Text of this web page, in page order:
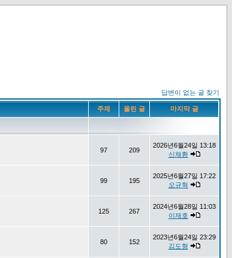
답변이 없는 글 찾기
주제 올린 글 마지막 글
97 209
2026년6월24일 13:18
신채환
99 195
2025년6월27일 17:22
오규혁
125 267
2024년6월28일 11:03
이재호
80 152
2023년6월24일 23:29
김도형